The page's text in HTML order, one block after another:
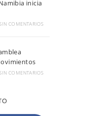
inicia
COMENTARIOS
COMENTARIOS